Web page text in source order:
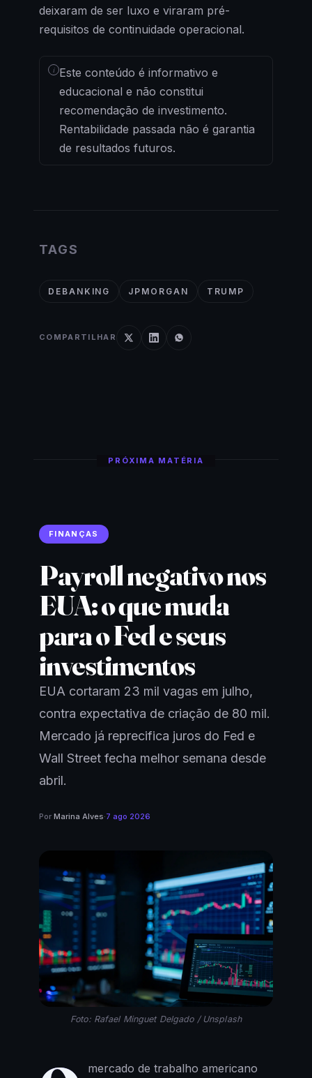
deixaram de ser luxo e viraram pré-
requisitos de continuidade operacional.
i Este conteúdo é informativo e
educacional e não constitui
recomendação de investimento.
Rentabilidade passada não é garantia
de resultados futuros.
TAGS
DEBANKING JPMORGAN TRUMP
COMPARTILHAR
PRÓXIMA MATÉRIA
FINANÇAS
Payroll negativo nos
EUA: o que muda
para o Fed e seus
investimentos
EUA cortaram 23 mil vagas em julho,
contra expectativa de criação de 80 mil.
Mercado já reprecifica juros do Fed e
Wall Street fecha melhor semana desde
abril.
Por Marina Alves·7 ago 2026
Foto: Rafael Minguet Delgado / Unsplash
mercado de trabalho americano